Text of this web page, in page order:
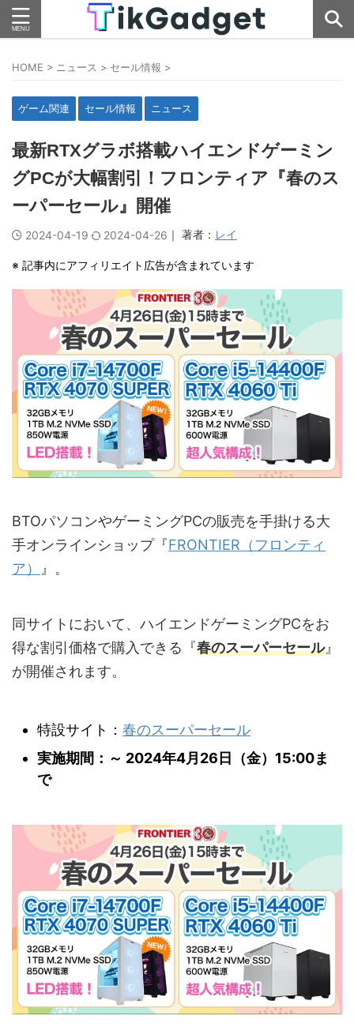
HOME > ニュース > セール情報 >
ゲーム関連 セール情報 ニュース
最新RTXグラボ搭載ハイエンドゲーミン
グPCが大幅割引！フロンティア『春のス
ーパーセール』開催
2024-04-19 2024-04-26 ｜ 著者： レイ
※ 記事内にアフィリエイト広告が含まれています
BTOパソコンやゲーミングPCの販売を手掛ける大
手オンラインショップ『FRONTIER（フロンティ
ア） 』。
同サイトにおいて、ハイエンドゲーミングPCをお
得な割引価格で購入できる『春のスーパーセール』
が開催されます。
特設サイト： 春のスーパーセール
実施期間：～ 2024年4月26日（金）15:00ま
で